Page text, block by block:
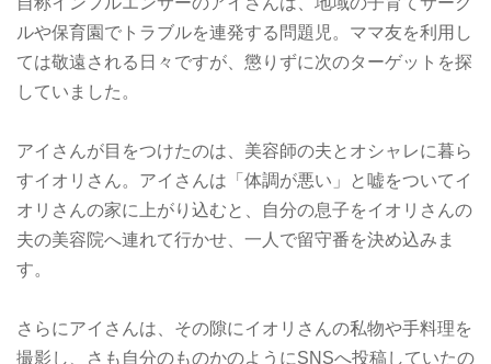
ルや保育園でトラブルを連発する問題児。ママ友を利用し
ては敬遠される日々ですが、懲りずに次のターゲットを探
していました。
アイさんが目をつけたのは、美容師の夫とオシャレに暮ら
すイオリさん。アイさんは「体調が悪い」と嘘をついてイ
オリさんの家に上がり込むと、自分の息子をイオリさんの
夫の美容院へ連れて行かせ、一人で留守番を決め込みま
す。
さらにアイさんは、その隙にイオリさんの私物や手料理を
撮影し、さも自分のものかのようにSNSへ投稿していたの